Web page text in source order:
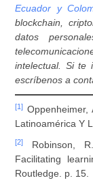
Ecuador y
blockchain,
datos
intelectual. Si te
escríbenos a
[1]
Latinoamérica Y
[2]
Robinson,
Facilitating
Routledge. p. 15.